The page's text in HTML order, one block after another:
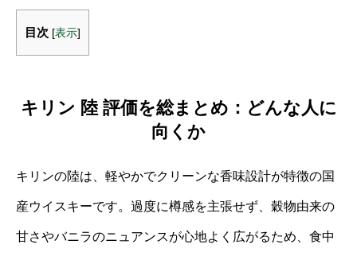
目次 [表示]
キリン 陸 評価を総まとめ：どんな人に
向くか
キリンの陸は、軽やかでクリーンな香味設計が特徴の国
産ウイスキーです。過度に樽感を主張せず、穀物由来の
甘さやバニラのニュアンスが心地よく広がるため、食中